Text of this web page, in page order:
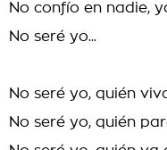
No confío en nadie,
No seré yo...
No seré yo, quién
No seré yo, quién